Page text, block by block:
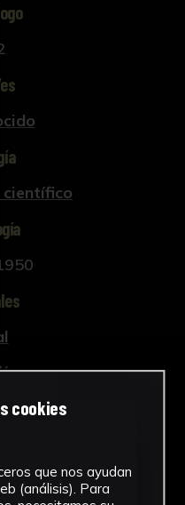
cookies
que nos ayudan
(análisis). Para